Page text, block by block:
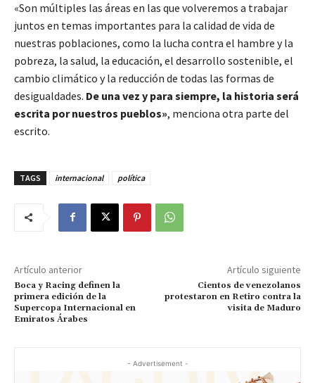
«Son múltiples las áreas en las que volveremos a trabajar
juntos en temas importantes para la calidad de vida de
nuestras poblaciones, como la lucha contra el hambre y la
pobreza, la salud, la educación, el desarrollo sostenible, el
cambio climático y la reducción de todas las formas de
desigualdades. De una vez y para siempre, la historia será
escrita por nuestros pueblos», menciona otra parte del
escrito.
TAGS internacional política
Artículo anterior
Boca y Racing definen la
primera edición de la
Supercopa Internacional en
Emiratos Árabes
Artículo siguiente
Cientos de venezolanos
protestaron en Retiro contra la
visita de Maduro
- Advertisement -